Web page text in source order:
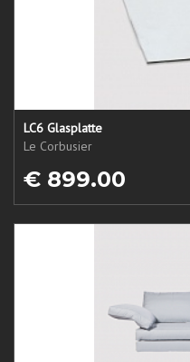
LC6 Glasplatte
Le Corbusier
€ 899.00